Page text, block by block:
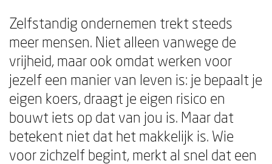
Zelfstandig ondernemen trekt steeds
meer mensen. Niet alleen vanwege de
vrijheid, maar ook omdat werken voor
jezelf een manier van leven is: je bepaalt je
eigen koers, draagt je eigen risico en
bouwt iets op dat van jou is. Maar dat
betekent niet dat het makkelijk is. Wie
voor zichzelf begint, merkt al snel dat een